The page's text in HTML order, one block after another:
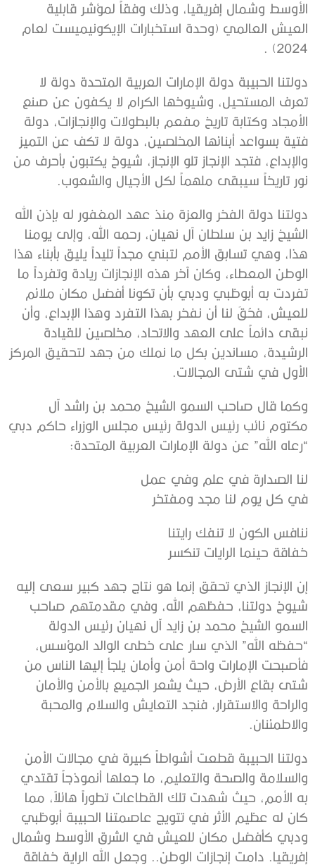
الأوسط وشمال إفريقيا، وذلك وفقاً لمؤشر قابلية
العيش العالمي (وحدة استخبارات الإيكونيميست لعام
2024) .
دولتنا الحبيبة دولة الإمارات العربية المتحدة دولة لا
تعرف المستحيل، وشيوخها الكرام لا يكفون عن صنع
الأمجاد وكتابة تاريخ مفعم بالبطولات والإنجازات، دولة
فتية بسواعد أبنائها المخلصين، دولة لا تكف عن التميز
والإبداع، فتجد الإنجاز تلو الإنجاز، شيوخ يكتبون بأحرف من
نور تاريخاً سيبقى ملهماً لكل الأجيال والشعوب.
دولتنا دولة الفخر والعزة منذ عهد المغفور له بإذن الله
الشيخ زايد بن سلطان آل نهيان، رحمه الله، وإلى يومنا
هذا، وهي تسابق الأمم لتبني مجداً تليداً يليق بأبناء هذا
الوطن المعطاء، وكان آخر هذه الإنجازات ريادة وتفرداً ما
تفردت به أبوظبي ودبي بأن تكونا أفضل مكان ملائم
للعيش، فحُقَ لنا أن نفخر بهذا التفرد وهذا الإبداع، وأن
نبقى دائماً على العهد والاتحاد، مخلصين للقيادة
الرشيدة، مساندين بكل ما نملك من جهد لتحقيق المركز
الأول في شتى المجالات.
وكما قال صاحب السمو الشيخ محمد بن راشد آل
مكتوم نائب رئيس الدولة رئيس مجلس الوزراء حاكم دبي
“رعاه الله” عن دولة الإمارات العربية المتحدة:
لنا الصدارة في علم وفي عمل
في كل يوم لنا مجد ومفتخر
ننافس الكون لا تنفك رايتنا
خفاقة حينما الرايات تنكسر
إن الإنجاز الذي تحقق إنما هو نتاج جهد كبير سعى إليه
شيوخ دولتنا، حفظهم الله، وفي مقدمتهم صاحب
السمو الشيخ محمد بن زايد آل نهيان رئيس الدولة
“حفظه الله” الذي سار على خطى الوالد المؤسس،
فأصبحت الإمارات واحة أمن وأمان يلجأ إليها الناس من
شتى بقاع الأرض، حيث يشعر الجميع بالأمن والأمان
والراحة والاستقرار، فنجد التعايش والسلام والمحبة
والاطمئنان.
دولتنا الحبيبة قطعت أشواطاً كبيرة في مجالات الأمن
والسلامة والصحة والتعليم، ما جعلها أنموذجاً تقتدي
به الأمم، حيث شهدت تلك القطاعات تطوراً هائلاً، مما
كان له عظيم الأثر في تتويج عاصمتنا الحبيبة أبوظبي
ودبي كأفضل مكان للعيش في الشرق الأوسط وشمال
إفريقيا. دامت إنجازات الوطن.. وجعل الله الراية خفاقة